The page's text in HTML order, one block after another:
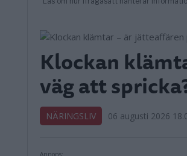
Klockan
väg att
NÄRINGSLIV 06 augusti 2026
Annons: